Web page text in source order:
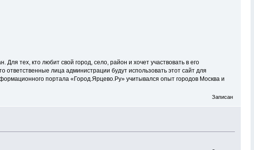
тех, кто любит свой город, село, район и хочет участвовать в его
лица администрации будут использовать этот сайт для
портала «Город.Ярцево.Ру» учитывался опыт городов Москва и
Записан